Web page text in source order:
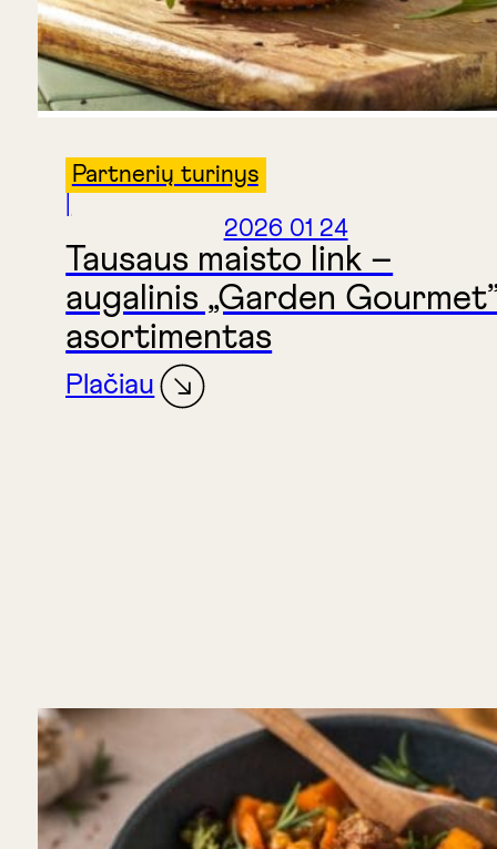
Partnerių turinys
2026 01 24
Tausaus maisto link –
augalinis „Garden
asortimentas
Plačiau